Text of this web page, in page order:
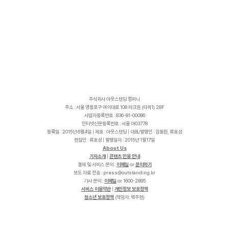
주식회사 아웃스탠딩 컴퍼니
주소 : 서울 영등포구 여의대로 108 파크원 (타워1) 28F
사업자등록번호 : 836-81-00086
인터넷신문등록번호 : 서울 아03778
등록일 : 2015년 6월4일 | 제호 : 아웃스탠딩 | 대표/발행인 : 김동환, 류호성
편집인 : 류호성 | 발행일자 : 2015년 1월17일
About Us
기자소개
콘텐츠 인용 안내
결제 및 서비스 문의 : 이메일 or문의하기
보도 자료 전송 :
r
k
.
g
n
i
d
n
a
t
s
t
u
o
@
s
s
e
r
p
기사 문의 : 이메일 or 1600-2895
서비스 이용약관| 개인정보 보호정책
청소년 보호정책 (책임자: 박주현)